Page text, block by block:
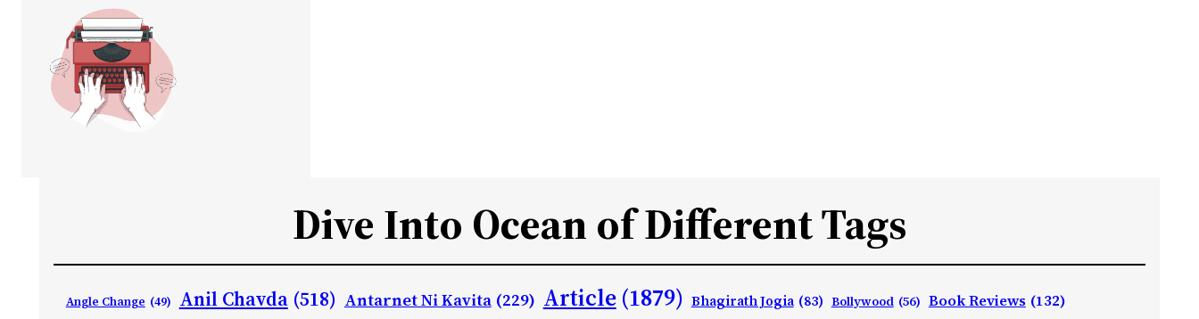
Dive Into Ocean of Different Tags
Angle Change (49) Anil Chavda (518) Antarnet Ni Kavita (229) Article (1879) Bhagirath Jogia (83) Bollywood (56) Book Reviews (132)